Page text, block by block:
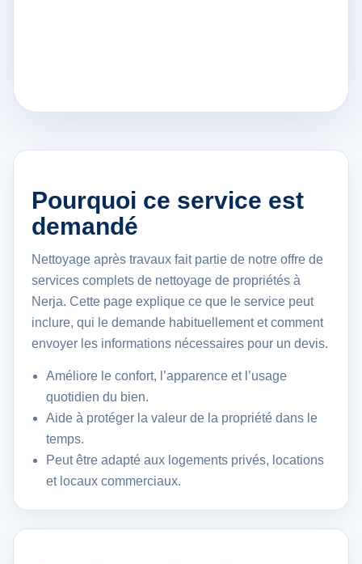
Pourquoi ce service est
demandé
Nettoyage après travaux fait partie de notre offre de
services complets de nettoyage de propriétés à
Nerja. Cette page explique ce que le service peut
inclure, qui le demande habituellement et comment
envoyer les informations nécessaires pour un devis.
Améliore le confort, l’apparence et l’usage
quotidien du bien.
Aide à protéger la valeur de la propriété dans le
temps.
Peut être adapté aux logements privés, locations
et locaux commerciaux.